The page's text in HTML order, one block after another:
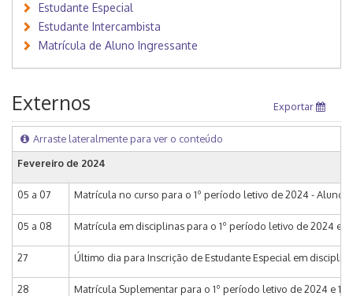
Estudante Especial
Estudante Intercambista
Matrícula de Aluno Ingressante
Externos Exportar
Arraste lateralmente para ver o conteúdo
Fevereiro de 2024
05 a 07 Matrícula no curso para o 1º período letivo de 2024 - Alunos
05 a 08 Matrícula em disciplinas para o 1º período letivo de 2024 e
27 Último dia para Inscrição de Estudante Especial em
28 Matrícula Suplementar para o 1º período letivo de 2024 e